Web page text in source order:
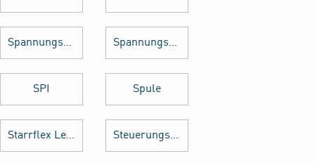
Spannungsregler Spannungswandler
SPI Spule
Starrflex Leiterplatten Steuerungstechnik